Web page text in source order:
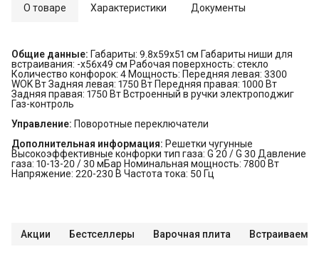
О товаре Характеристики Документы
Общие данные: Габариты: 9.8х59х51 см Габариты ниши для
встраивания: -х56x49 см Рабочая поверхность: стекло
Количество конфорок: 4 Мощность: Передняя левая: 3300
WOK Вт Задняя левая: 1750 Вт Передняя правая: 1000 Вт
Задняя правая: 1750 Вт Встроенный в ручки электроподжиг
Газ-контроль
Управление: Поворотные переключатели
Дополнительная информация: Решетки чугунные
Высокоэффективные конфорки тип газа: G 20 / G 30 Давление
газа: 10-13-20 / 30 мБар Номинальная мощность: 7800 Вт
Напряжение: 220-230 В Частота тока: 50 Гц
Акции Бестселлеры Варочная плита